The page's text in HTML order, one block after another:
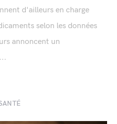
d'ailleurs en charge
selon les données
annoncent un